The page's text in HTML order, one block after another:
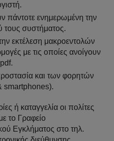
πάντοτε ενημερωμένη την
τους συστήματος.
εκτέλεση μακροεντολών
με τις οποίες ανοίγουν
και των φορητών
smartphones).
ή καταγγελία οι πολίτες
το Γραφείο
Εγκλήματος στο τηλ.